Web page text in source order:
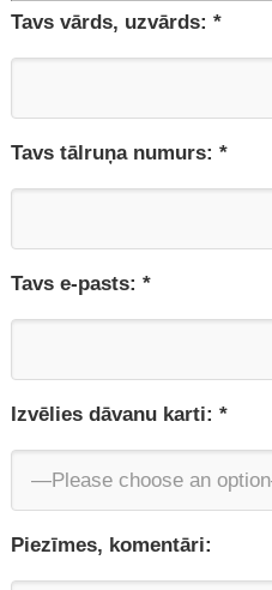
Tavs vārds, uzvārds: *
Tavs tālruņa numurs: *
Tavs e-pasts: *
Izvēlies dāvanu karti: *
Piezīmes, komentāri: